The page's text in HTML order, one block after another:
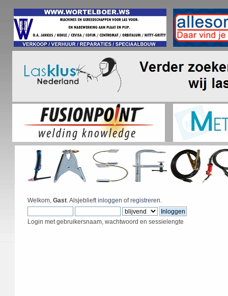
Welkom, Gast. Alsjeblieftinloggen ofregistreren.
Login met gebruikersnaam, wachtwoord en sessielengte